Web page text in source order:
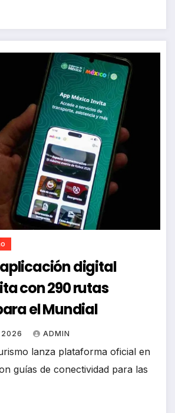
digital
con 290 rutas
el Mundial
2026 ADMIN
lanza plataforma oficial en
guías de conectividad para las